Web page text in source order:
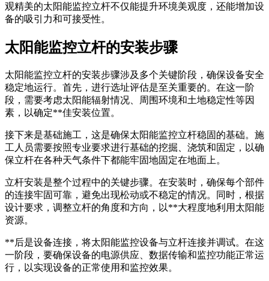
观精美的太阳能监控立杆不仅能提升环境美观度，还能增加设
备的吸引力和可接受性。
太阳能监控立杆的安装步骤
太阳能监控立杆的安装步骤涉及多个关键阶段，确保设备安全
稳定地运行。首先，进行选址评估是至关重要的。在这一阶
段，需要考虑太阳能辐射情况、周围环境和土地稳定性等因
素，以确定**佳安装位置。
接下来是基础施工，这是确保太阳能监控立杆稳固的基础。施
工人员需要按照专业要求进行基础的挖掘、浇筑和固定，以确
保立杆在各种天气条件下都能牢固地固定在地面上。
立杆安装是整个过程中的关键步骤。在安装时，确保每个部件
的连接牢固可靠，避免出现松动或不稳定的情况。同时，根据
设计要求，调整立杆的角度和方向，以**大程度地利用太阳能
资源。
**后是设备连接，将太阳能监控设备与立杆连接并调试。在这
一阶段，要确保设备的电源供应、数据传输和监控功能正常运
行，以实现设备的正常使用和监控效果。